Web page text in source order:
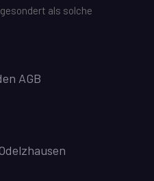
als solche
AGB